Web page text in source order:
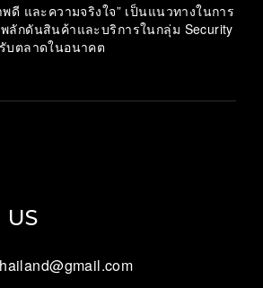
ดี และความจริงใจ” เป็นแนวทางในการ
ลักดันสินค้าและบริการในกลุ่ม Security
บตลาดในอนาคต
US